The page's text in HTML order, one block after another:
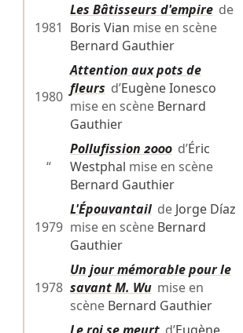
1981
Les Bâtisseurs d'empirede
Boris Vian mise en scène
Bernard Gauthier
1980
Attention aux pots de
fleurs d’Eugène Ionesco
mise en scène Bernard
Gauthier
“
Pollufission 2000d’Éric
Westphal mise en scène
Bernard Gauthier
1979
L'Épouvantailde Jorge Díaz
mise en scène Bernard
Gauthier
1978
Un jour mémorable pour le
savant M. Wumise en
scène Bernard Gauthier